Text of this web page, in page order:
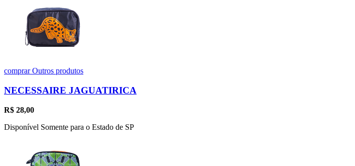
comprarOutros produtos
NECESSAIRE JAGUATIRICA
R$ 28,00
Disponível Somente para o Estado de SP